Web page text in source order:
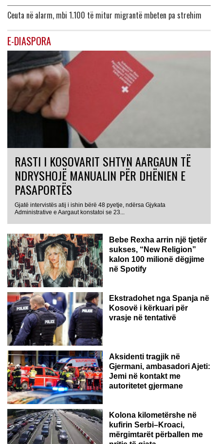
Ceuta në alarm, mbi 1.100 të mitur migrantë mbeten pa strehim
E-DIASPORA
RASTI I KOSOVARIT SHTYN AARGAUN TË
NDRYSHOJË MANUALIN PËR DHËNIEN E
PASAPORTËS
Gjatë intervistës atij i ishin bërë 48 pyetje, ndërsa Gjykata
Administrative e Aargaut konstatoi se 23...
Bebe Rexha arrin një tjetër
sukses, “New Religion”
kalon 100 milionë dëgjime
në Spotify
Ekstradohet nga Spanja në
Kosovë i kërkuari për
vrasje në tentativë
GJERMANI
Aksidenti tragjik në
Gjermani, ambasadori Ajeti:
Jemi në kontakt me
autoritetet gjermane
Kolona kilometërshe në
kufirin Serbi–Kroaci,
mërgimtarët përballen me